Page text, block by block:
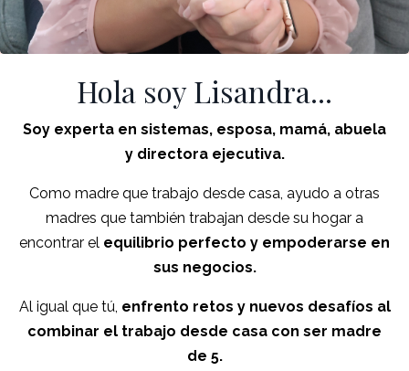
Hola soy Lisandra...
Soy experta en sistemas, esposa, mamá, abuela
y directora ejecutiva.
Como madre que trabajo desde casa, ayudo a otras
madres que también trabajan desde su hogar a
encontrar el equilibrio perfecto y empoderarse en
sus negocios.
Al igual que tú, enfrento retos y nuevos desafíos al
combinar el trabajo desde casa con ser madre
de 5.